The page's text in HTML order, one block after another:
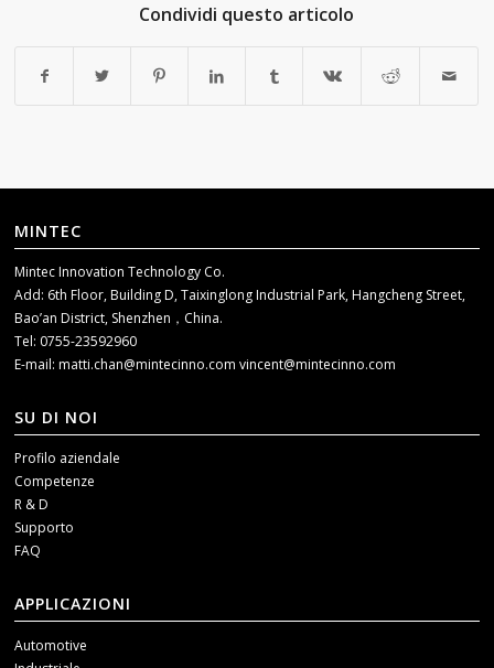
Condividi questo articolo
MINTEC
Mintec Innovation Technology Co.
Add: 6th Floor, Building D, Taixinglong Industrial Park, Hangcheng Street,
Bao’an District, Shenzhen，China.
Tel: 0755-23592960
E-mail:matti.chan@mintecinno.comvincent@mintecinno.com
SU DI NOI
Profilo aziendale
Competenze
R & D
Supporto
FAQ
APPLICAZIONI
Automotive